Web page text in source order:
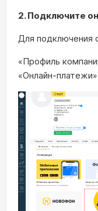
2. Подключите
Для подключения
«Профиль
«Онлайн‑платежи»